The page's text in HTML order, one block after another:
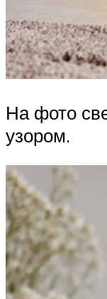
На фото
узором.